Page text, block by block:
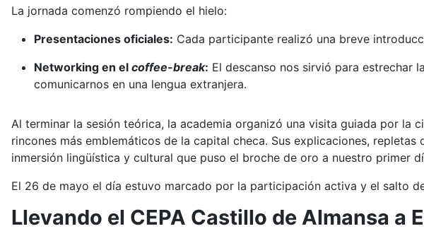
La jornada comenzó rompiendo el hielo:
Presentaciones oficiales: Cada participante realizó una breve
Networking en el coffee-break: El descanso nos sirvió para estrechar
comunicarnos en una lengua extranjera.
Al terminar la sesión teórica, la academia organizó una visita guiada por la
rincones más emblemáticos de la capital checa. Sus explicaciones,
inmersión lingüística y cultural que puso el broche de oro a nuestro primer
El 26 de mayo el día estuvo marcado por la participación activa y el salto
Llevando el CEPA Castillo de Almansa a